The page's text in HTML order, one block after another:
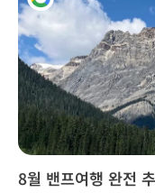
8월 밴프여행 완전